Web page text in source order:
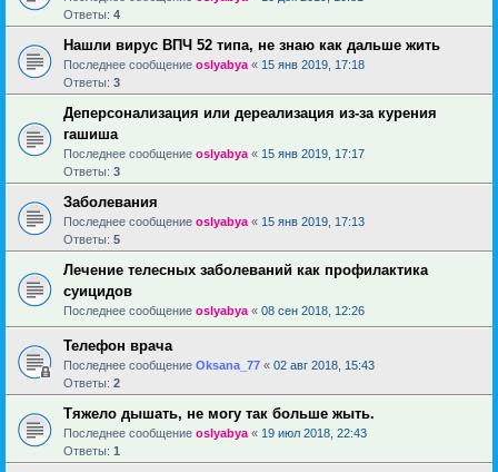
Ответы: 4
Нашли вирус ВПЧ 52 типа, не знаю как дальше жить
Последнее сообщение oslyabya « 15 янв 2019, 17:18
Ответы: 3
Деперсонализация или дереализация из-за курения
гашиша
Последнее сообщение oslyabya « 15 янв 2019, 17:17
Ответы: 3
Заболевания
Последнее сообщение oslyabya « 15 янв 2019, 17:13
Ответы: 5
Лечение телесных заболеваний как профилактика
суицидов
Последнее сообщение oslyabya « 08 сен 2018, 12:26
Телефон врача
Последнее сообщение Oksana_77 « 02 авг 2018, 15:43
Ответы: 2
Тяжело дышать, не могу так больше жыть.
Последнее сообщение oslyabya « 19 июл 2018, 22:43
Ответы: 1